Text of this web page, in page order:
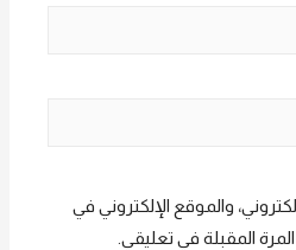
والموقع الإلكتروني في
المقبلة في تعليقي.